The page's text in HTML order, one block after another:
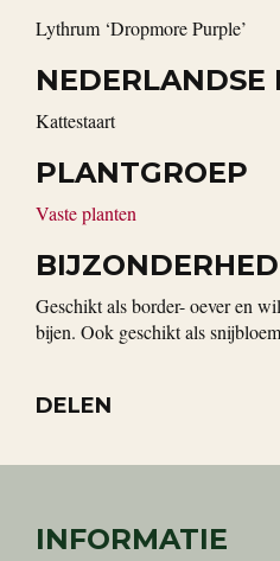
Lythrum ‘Dropmore Purple’
NEDERLANDSE
Kattestaart
PLANTGROEP
Vaste planten
Geschikt als border- oever en
bijen. Ook geschikt als
DELEN
INFORMATIE